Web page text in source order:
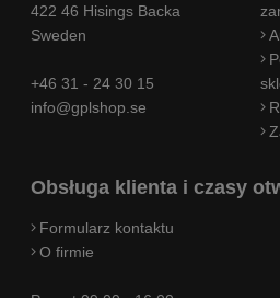
422 46 Hisings Backa
Sweden
+46 31 - 24 30 15
info@gplshop.se
Obsługa klienta i czasy
Formularz kontaktu
O firmie